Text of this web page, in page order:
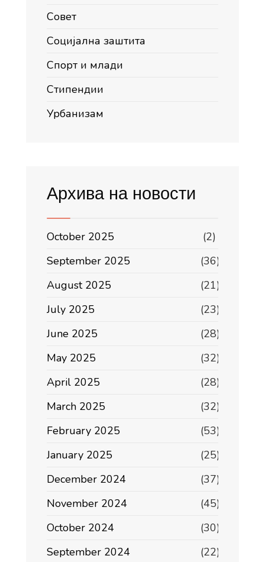
Совет
Социјална заштита
Спорт и млади
Стипендии
Урбанизам
Архива на новости
October 2025
(2)
September 2025
(36)
August 2025
(21)
July 2025
(23)
June 2025
(28)
May 2025
(32)
April 2025
(28)
March 2025
(32)
February 2025
(53)
January 2025
(25)
December 2024
(37)
November 2024
(45)
October 2024
(30)
September 2024
(22)